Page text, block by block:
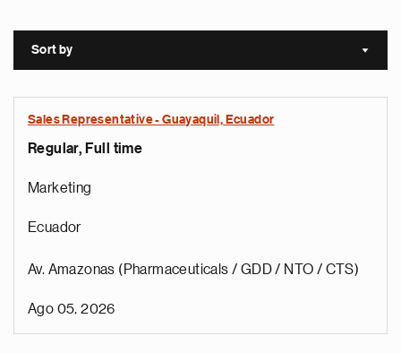
Sort by Sort
Sales Representative - Guayaquil, Ecuador
Regular, Full time
Marketing
Ecuador
Av. Amazonas (Pharmaceuticals / GDD / NTO / CTS)
Ago 05, 2026